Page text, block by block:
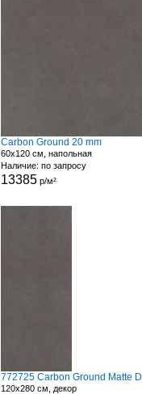
Carbon Ground 20 mm
60x120 см, напольная
Наличие: по запросу
13385р/м²
120x280 см, декор